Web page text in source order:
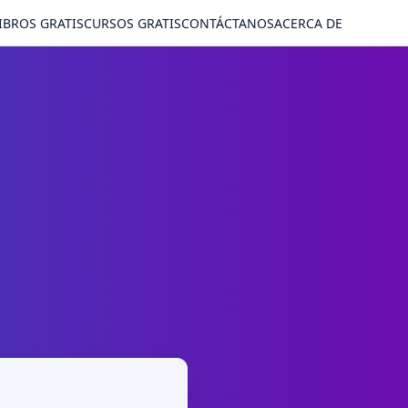
GRATISCURSOS GRATISCONTÁCTANOSACERCA DE